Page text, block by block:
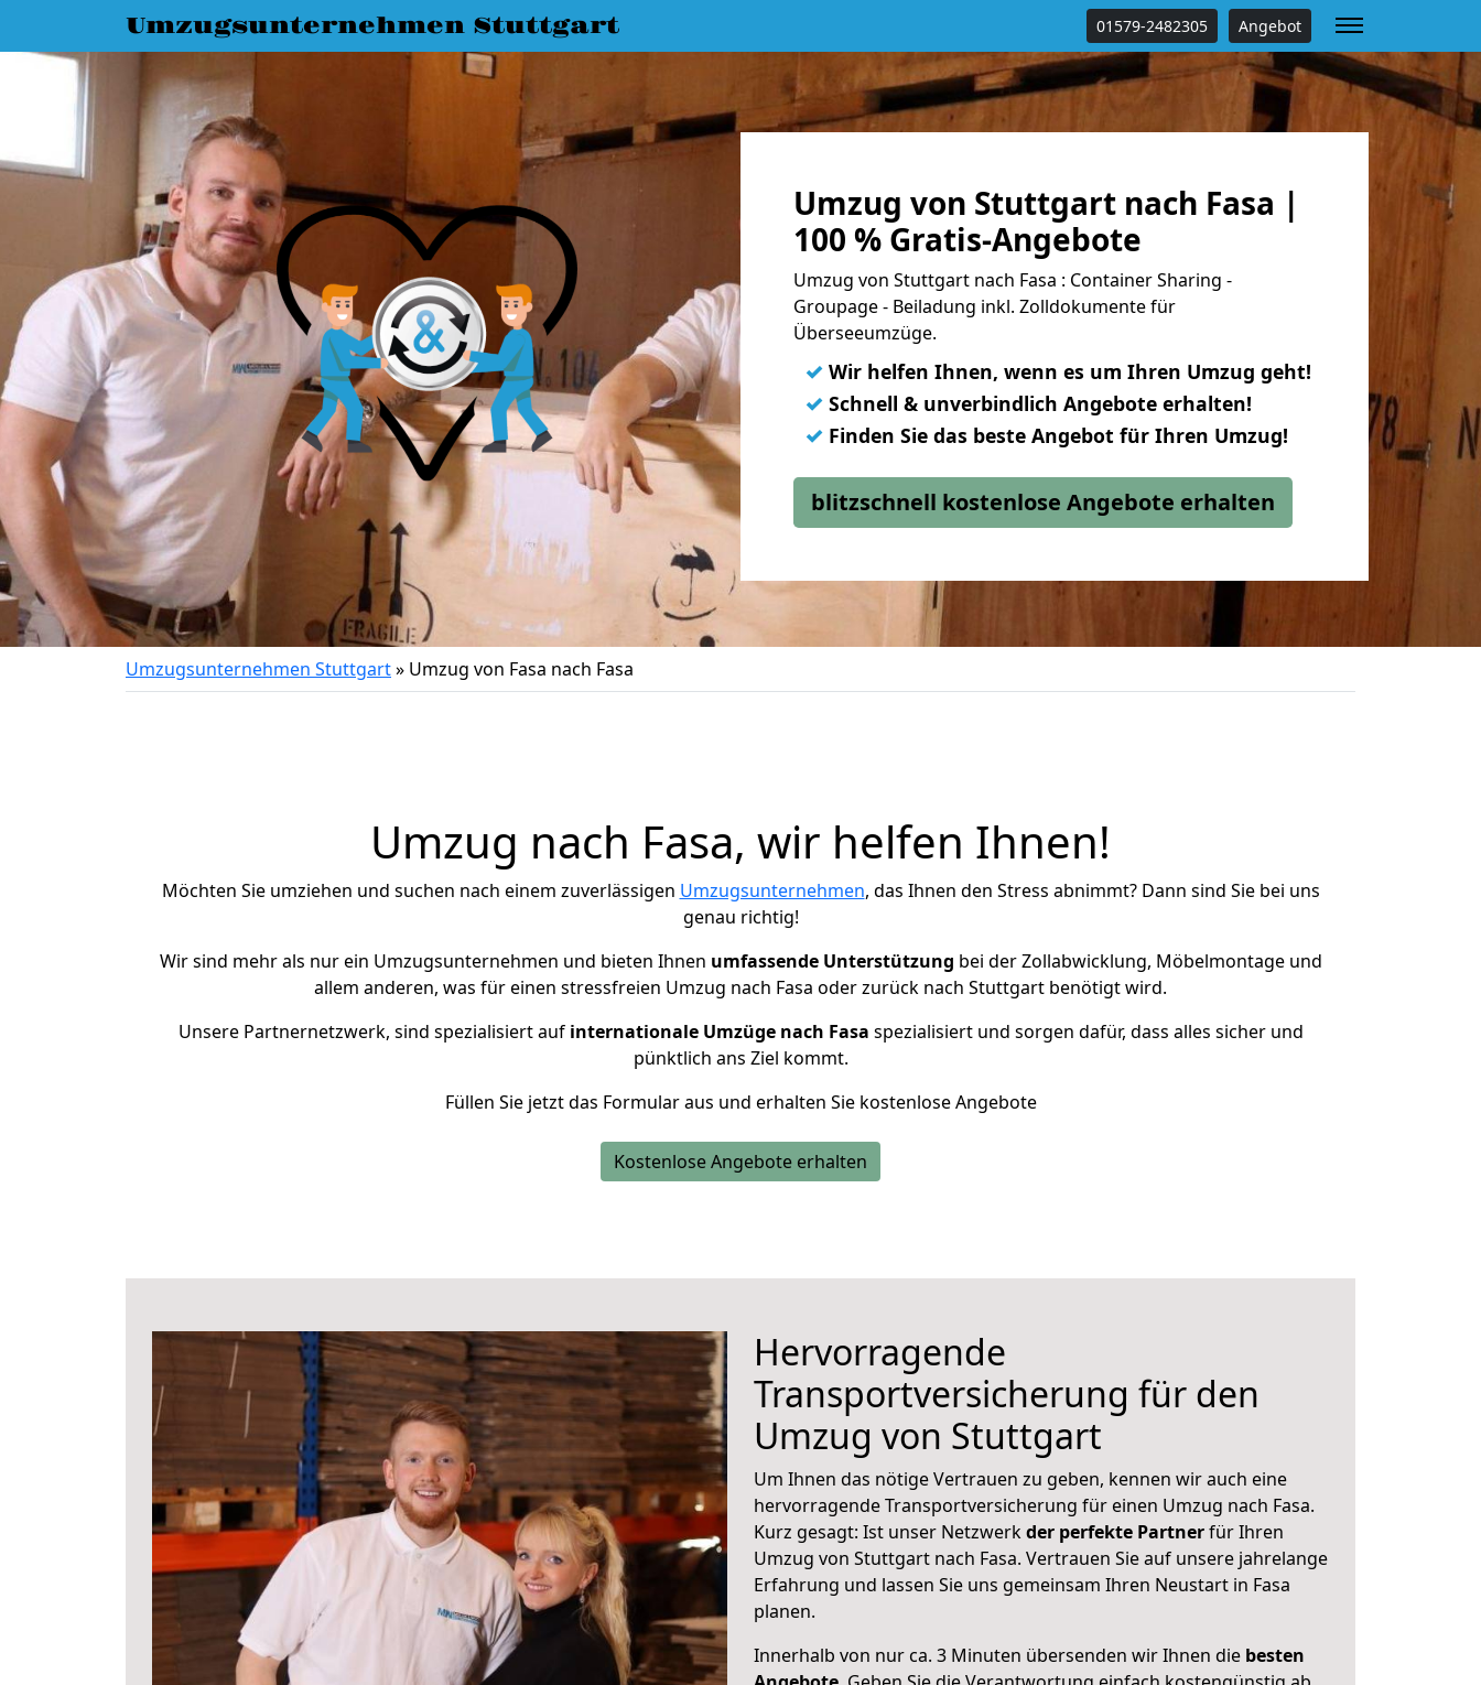
Umzugsunternehmen Stuttgart 01579-2482305 Angebot
Umzug von Stuttgart nach Fasa |
100 % Gratis-Angebote
Umzug von Stuttgart nach Fasa : Container Sharing -
Groupage - Beiladung inkl. Zolldokumente für
Überseeumzüge.
✓ Wir helfen Ihnen, wenn es um Ihren Umzug geht!
✓ Schnell & unverbindlich Angebote erhalten!
✓ Finden Sie das beste Angebot für Ihren Umzug!
blitzschnell kostenlose Angebote erhalten
Umzugsunternehmen Stuttgart» Umzug von Fasa nach Fasa
Umzug nach Fasa, wir helfen Ihnen!
Möchten Sie umziehen und suchen nach einem zuverlässigen Umzugsunternehmen, das Ihnen den Stress abnimmt? Dann sind Sie bei uns
genau richtig!
Wir sind mehr als nur ein Umzugsunternehmen und bieten Ihnen umfassende Unterstützung bei der Zollabwicklung, Möbelmontage und
allem anderen, was für einen stressfreien Umzug nach Fasa oder zurück nach Stuttgart benötigt wird.
Unsere Partnernetzwerk, sind spezialisiert auf internationale Umzüge nach Fasa spezialisiert und sorgen dafür, dass alles sicher und
pünktlich ans Ziel kommt.
Füllen Sie jetzt das Formular aus und erhalten Sie kostenlose Angebote
Kostenlose Angebote erhalten
Hervorragende
Transportversicherung für den
Umzug von Stuttgart
Um Ihnen das nötige Vertrauen zu geben, kennen wir auch eine
hervorragende Transportversicherung für einen Umzug nach Fasa.
Kurz gesagt: Ist unser Netzwerkder perfekte Partnerfür Ihren
Umzug von Stuttgart nach Fasa. Vertrauen Sie auf unsere jahrelange
Erfahrung und lassen Sie uns gemeinsam Ihren Neustart in Fasa
planen.
Innerhalb von nur ca. 3 Minuten übersenden wir Ihnen die besten